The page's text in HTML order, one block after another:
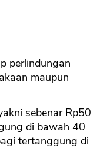
perlindungan
maupun
sebenar Rp50
di bawah 40
tertanggung di